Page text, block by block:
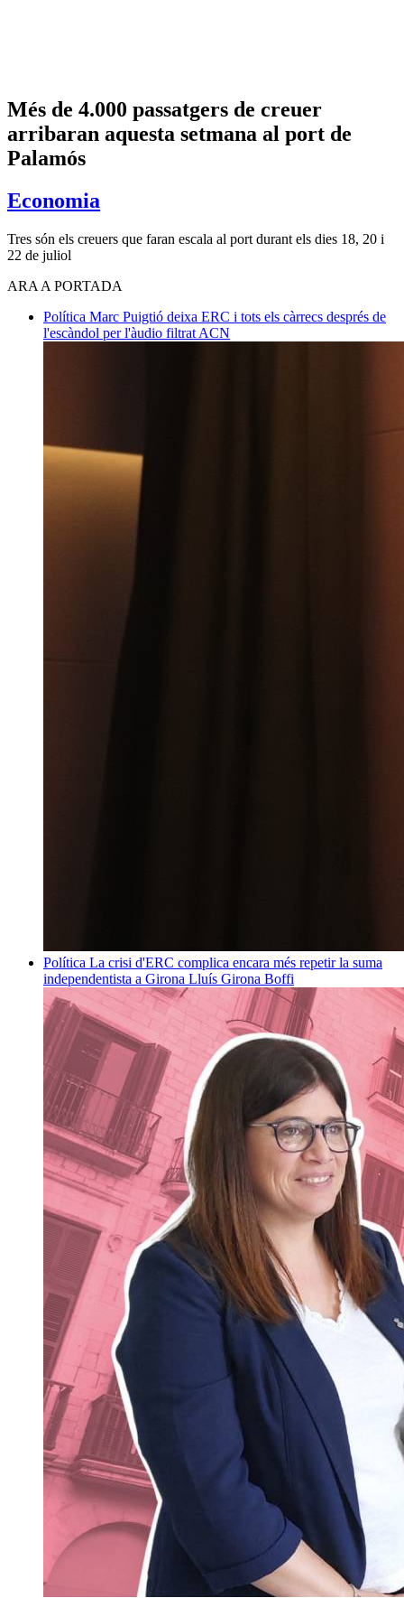
Més de 4.000 passatgers de creuer
arribaran aquesta setmana al port de
Palamós
Economia
Tres són els creuers que faran escala al port durant els dies 18, 20 i
22 de juliol
ARA A PORTADA
Política Marc Puigtió deixa ERC i tots els càrrecs després de
l'escàndol per l'àudio filtrat ACN
Política La crisi d'ERC complica encara més repetir la suma
independentista a Girona Lluís Girona Boffi